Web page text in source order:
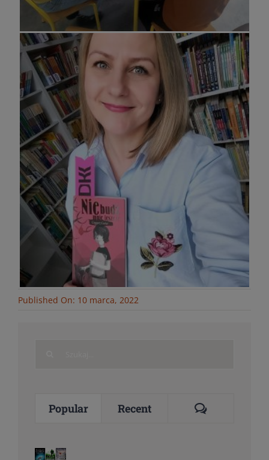
Published On: 10 marca, 2022
Popular Recent Comments